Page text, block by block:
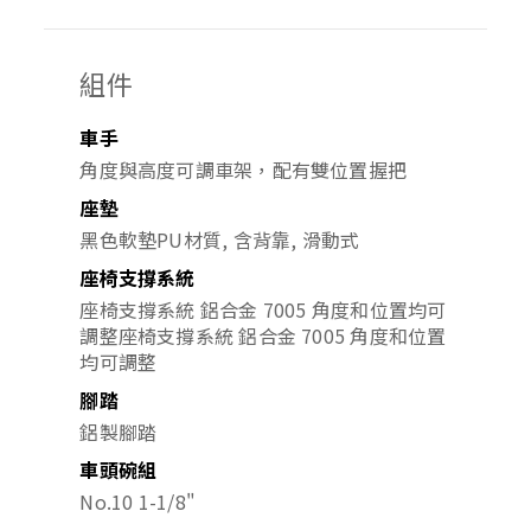
組件
車手
角度與高度可調車架，配有雙位置握把
座墊
黑色軟墊PU材質, 含背靠, 滑動式
座椅支撐系統
座椅支撐系統 鋁合金 7005 角度和位置均可
調整座椅支撐系統 鋁合金 7005 角度和位置
均可調整
腳踏
鋁製腳踏
車頭碗組
No.10 1-1/8"